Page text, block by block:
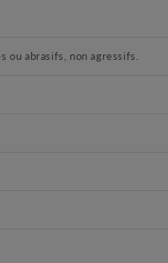
ou abrasifs, non agressifs.